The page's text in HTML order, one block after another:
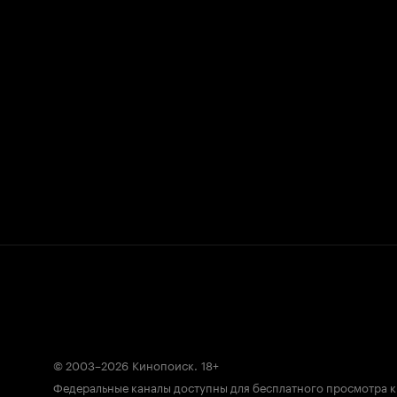
© 2003–2026 Кинопоиск. 18+
Федеральные каналы доступны для бесплатного просмотра